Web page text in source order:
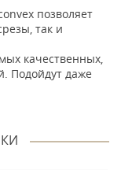
позволяет
так и
качественных,
Подойдут даже